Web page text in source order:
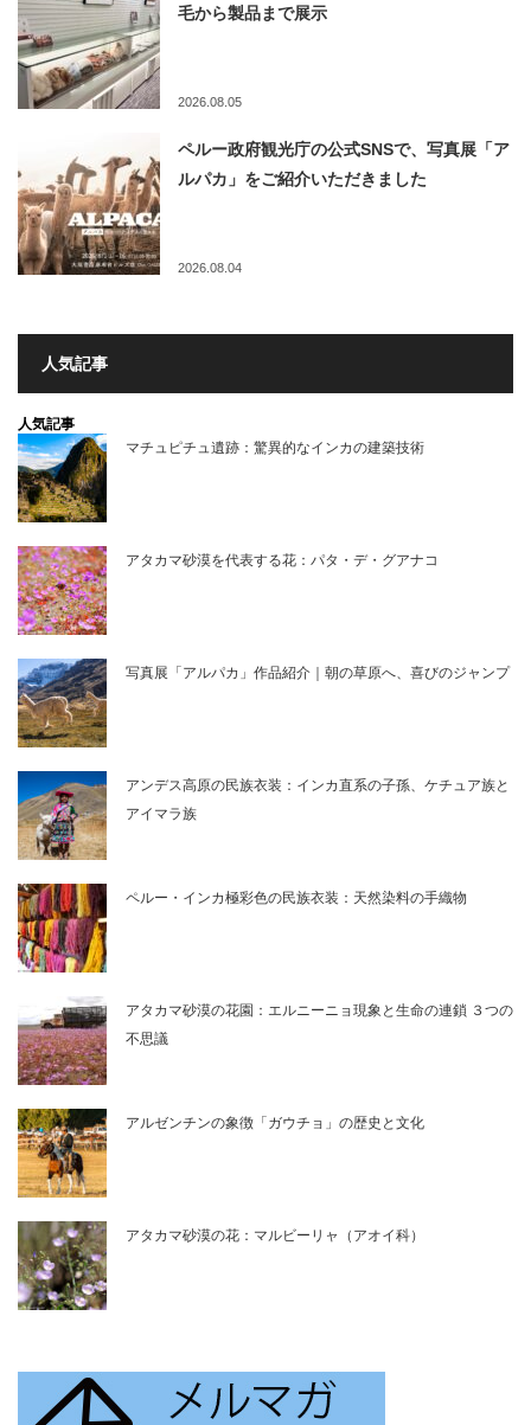
毛から製品まで展示
2026.08.05
ペルー政府観光庁の公式SNSで、写真展「ア
ルパカ」をご紹介いただきました
2026.08.04
人気記事
人気記事
マチュピチュ遺跡：驚異的なインカの建築技術
アタカマ砂漠を代表する花：パタ・デ・グアナコ
写真展「アルパカ」作品紹介｜朝の草原へ、喜びのジャンプ
アンデス高原の民族衣装：インカ直系の子孫、ケチュア族と
アイマラ族
ペルー・インカ極彩色の民族衣装：天然染料の手織物
アタカマ砂漠の花園：エルニーニョ現象と生命の連鎖 ３つの
不思議
アルゼンチンの象徴「ガウチョ」の歴史と文化
アタカマ砂漠の花：マルビーリャ（アオイ科）